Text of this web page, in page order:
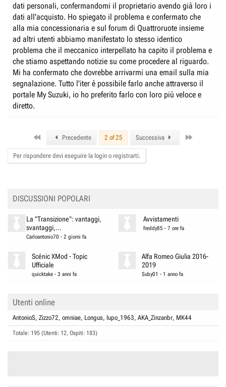
dati personali, confermandomi il proprietario avendo già loro i
dati all'acquisto. Ho spiegato il problema e confermato che
alla mia concessionaria e sul forum di Quattroruote insieme
ad altri utenti abbiamo manifestato lo stesso identico
problema che il meccanico interpellato ha capito il problema e
che stiamo aspettando notizie su come procedere al riguardo.
Mi ha confermato che dovrebbe arrivarmi una email sulla mia
segnalazione. Tutto l'iter è possibile farlo anche attraverso il
portale My Suzuki, io ho preferito farlo con loro più veloce e
diretto.
Precedente 2 of 25 Successiva
Per rispondere devi eseguire la login o registrarti.
DISCUSSIONI POPOLARI
La "Transizione": vantaggi,
svantaggi,...
Carloantonio70 - 2 giorni fa
Avvistamenti
freddy85 - 7 ore fa
Scénic XMod - Topic
Ufficiale
quicktake -3 anni fa
Alfa Romeo Giulia 2016-
2019
Suby01 - 1 anno fa
Utenti online
AntonioS Zizzo72 omniae Longus lupo_1963 AKA_Zinzanbr MK44
Totale: 195 (Utenti: 12, Ospiti: 183)